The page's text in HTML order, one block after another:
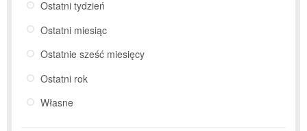
Ostatni tydzień
Ostatni miesiąc
Ostatnie sześć miesięcy
Ostatni rok
Własne